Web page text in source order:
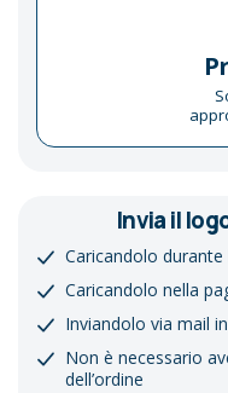
Invia il
Caricandolo durante
Caricandolo nella
Inviandolo via mail
Non è necessario
dell’ordine